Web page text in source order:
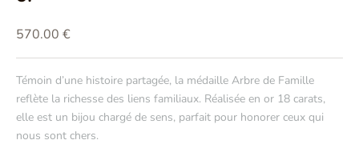
Prix de vente
570.00 €
Témoin d’une histoire partagée, la médaille Arbre de Famille
reflète la richesse des liens familiaux. Réalisée en or 18 carats,
elle est un bijou chargé de sens, parfait pour honorer ceux qui
nous sont chers.